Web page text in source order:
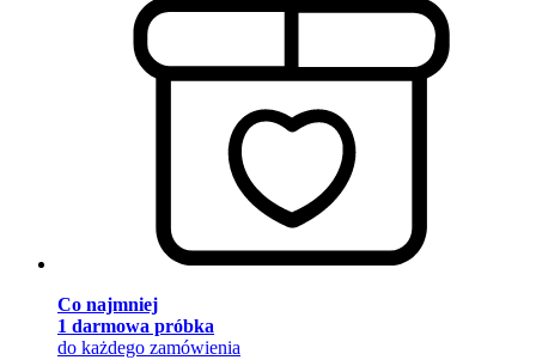
Co najmniej
1 darmowa próbka
do każdego zamówienia